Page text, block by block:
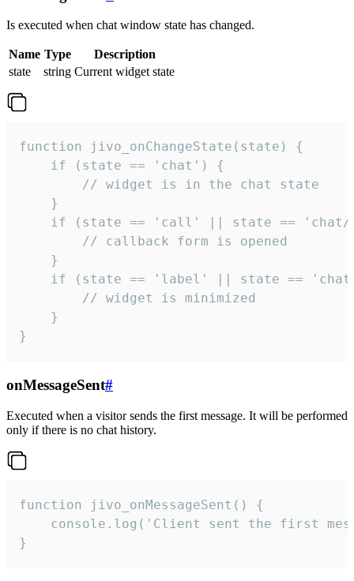
Is executed when chat window state has changed.
Name Type
Description
state
string Current widget state
function jivo_onChangeState(state) {
    if (state == 'chat') {
        // widget is in the chat state
    }
if (state == 'call' || state ==
        // callback form is opened
    }
if (state == 'label' || state ==
        // widget is minimized
    }
}
onMessageSent#
Executed when a visitor sends the first message. It will be performed
only if there is no chat history.
function jivo_onMessageSent() {
console.log('Client sent the first
}